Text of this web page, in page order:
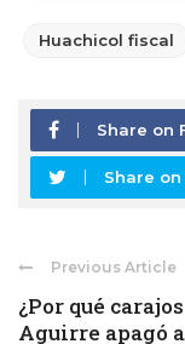
Huachicol fiscal
Share on
Share
Previous Article
¿Por qué carajos
Aguirre apagó a